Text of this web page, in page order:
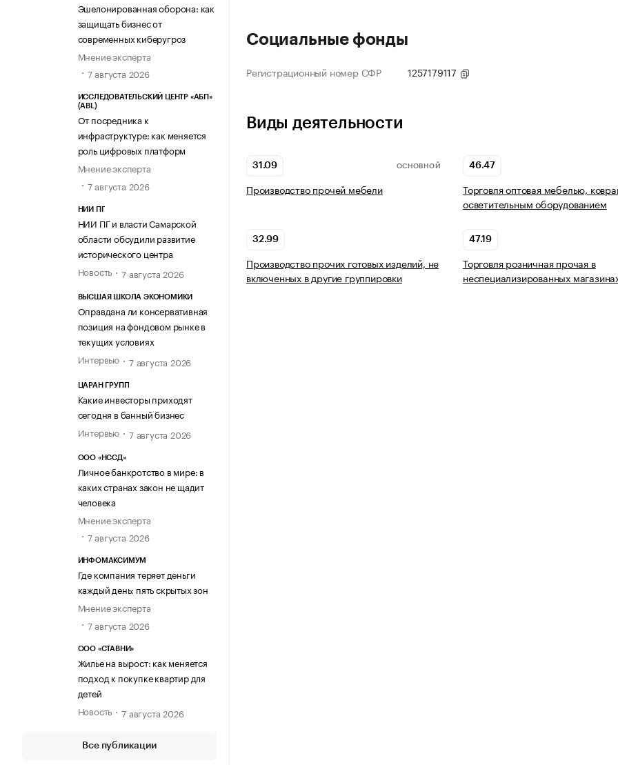
Эшелонированная оборона: как
защищать бизнес от
современных киберугроз
Мнение эксперта
7 августа 2026
ИССЛЕДОВАТЕЛЬСКИЙ ЦЕНТР «АБП»
(ABL)
От посредника к
инфраструктуре: как меняется
роль цифровых платформ
Мнение эксперта
7 августа 2026
НИИ ПГ
НИИ ПГ и власти Самарской
области обсудили развитие
исторического центра
Новость
7 августа 2026
ВЫСШАЯ ШКОЛА ЭКОНОМИКИ
Оправдана ли консервативная
позиция на фондовом рынке в
текущих условиях
Интервью
7 августа 2026
ЦАРАН ГРУПП
Какие инвесторы приходят
сегодня в банный бизнес
Интервью
7 августа 2026
ООО «НССД»
Личное банкротство в мире: в
каких странах закон не щадит
человека
Мнение эксперта
7 августа 2026
ИНФОМАКСИМУМ
Где компания теряет деньги
каждый день: пять скрытых зон
Мнение эксперта
7 августа 2026
ООО «СТАВНИ»
Жилье на вырост: как меняется
подход к покупке квартир для
детей
Новость
7 августа 2026
Все публикации
Социальные фонды
Регистрационный номер СФР 1257179117
Виды деятельности
31.09 ОСНОВНОЙ
Производство прочей мебели
46.47
Торговля оптовая мебелью,
осветительным оборудованием
32.99
Производство прочих готовых изделий, не
включенных в другие группировки
47.19
Торговля розничная прочая в
неспециализированных